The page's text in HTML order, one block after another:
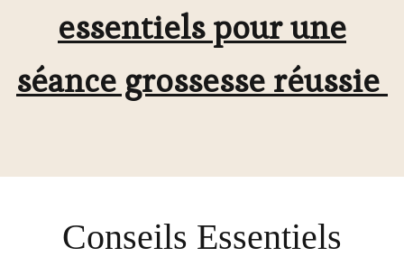
essentiels pour une
séance grossesse réussie
Conseils Essentiels